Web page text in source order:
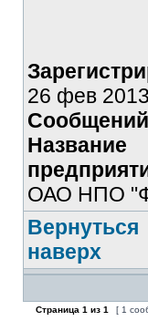
26 фев
Название
ОАО НПО
Вернуться
наверх
Страница 1 из 1 [ 1